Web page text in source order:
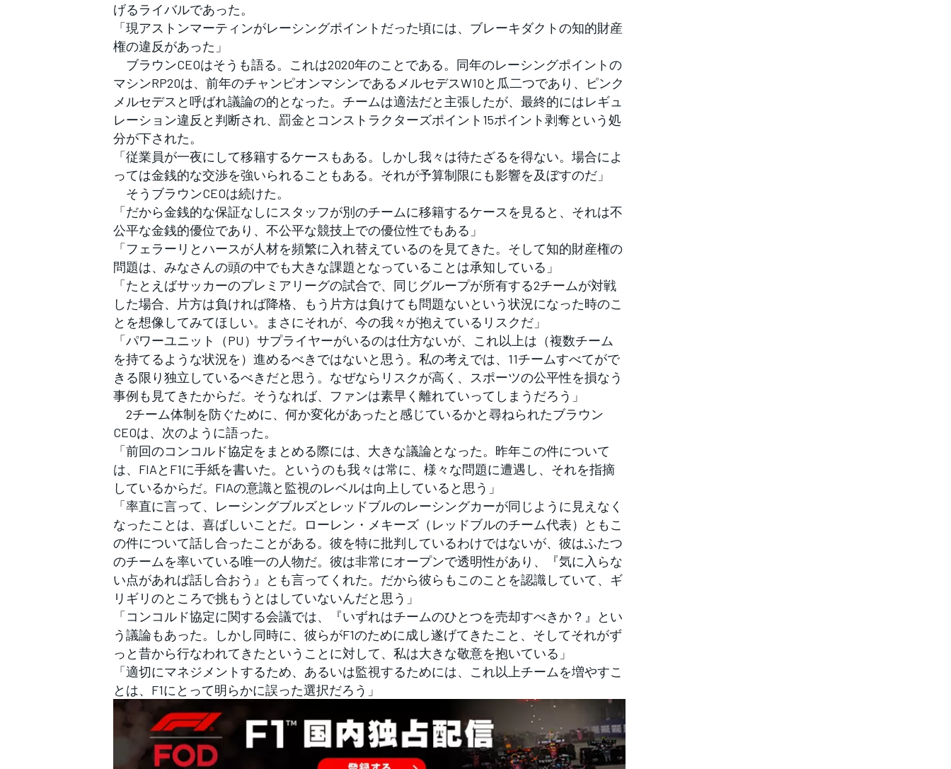
げるライバルであった。
「現アストンマーティンがレーシングポイントだった頃には、ブレーキダクトの知的財産
権の違反があった」
ブラウンCEOはそうも語る。これは2020年のことである。同年のレーシングポイントの
マシンRP20は、前年のチャンピオンマシンであるメルセデスW10と瓜二つであり、ピンク
メルセデスと呼ばれ議論の的となった。チームは適法だと主張したが、最終的にはレギュ
レーション違反と判断され、罰金とコンストラクターズポイント15ポイント剥奪という処
分が下された。
「従業員が一夜にして移籍するケースもある。しかし我々は待たざるを得ない。場合によ
っては金銭的な交渉を強いられることもある。それが予算制限にも影響を及ぼすのだ」
そうブラウンCEOは続けた。
「だから金銭的な保証なしにスタッフが別のチームに移籍するケースを見ると、それは不
公平な金銭的優位であり、不公平な競技上での優位性でもある」
「フェラーリとハースが人材を頻繁に入れ替えているのを見てきた。そして知的財産権の
問題は、みなさんの頭の中でも大きな課題となっていることは承知している」
「たとえばサッカーのプレミアリーグの試合で、同じグループが所有する2チームが対戦
した場合、片方は負ければ降格、もう片方は負けても問題ないという状況になった時のこ
とを想像してみてほしい。まさにそれが、今の我々が抱えているリスクだ」
「パワーユニット（PU）サプライヤーがいるのは仕方ないが、これ以上は（複数チーム
を持てるような状況を）進めるべきではないと思う。私の考えでは、11チームすべてがで
きる限り独立しているべきだと思う。なぜならリスクが高く、スポーツの公平性を損なう
事例も見てきたからだ。そうなれば、ファンは素早く離れていってしまうだろう」
2チーム体制を防ぐために、何か変化があったと感じているかと尋ねられたブラウン
CEOは、次のように語った。
「前回のコンコルド協定をまとめる際には、大きな議論となった。昨年この件について
は、FIAとF1に手紙を書いた。というのも我々は常に、様々な問題に遭遇し、それを指摘
しているからだ。FIAの意識と監視のレベルは向上していると思う」
「率直に言って、レーシングブルズとレッドブルのレーシングカーが同じように見えなく
なったことは、喜ばしいことだ。ローレン・メキーズ（レッドブルのチーム代表）ともこ
の件について話し合ったことがある。彼を特に批判しているわけではないが、彼はふたつ
のチームを率いている唯一の人物だ。彼は非常にオープンで透明性があり、『気に入らな
い点があれば話し合おう』とも言ってくれた。だから彼らもこのことを認識していて、ギ
リギリのところで挑もうとはしていないんだと思う」
「コンコルド協定に関する会議では、『いずれはチームのひとつを売却すべきか？』とい
う議論もあった。しかし同時に、彼らがF1のために成し遂げてきたこと、そしてそれがず
っと昔から行なわれてきたということに対して、私は大きな敬意を抱いている」
「適切にマネジメントするため、あるいは監視するためには、これ以上チームを増やすこ
とは、F1にとって明らかに誤った選択だろう」